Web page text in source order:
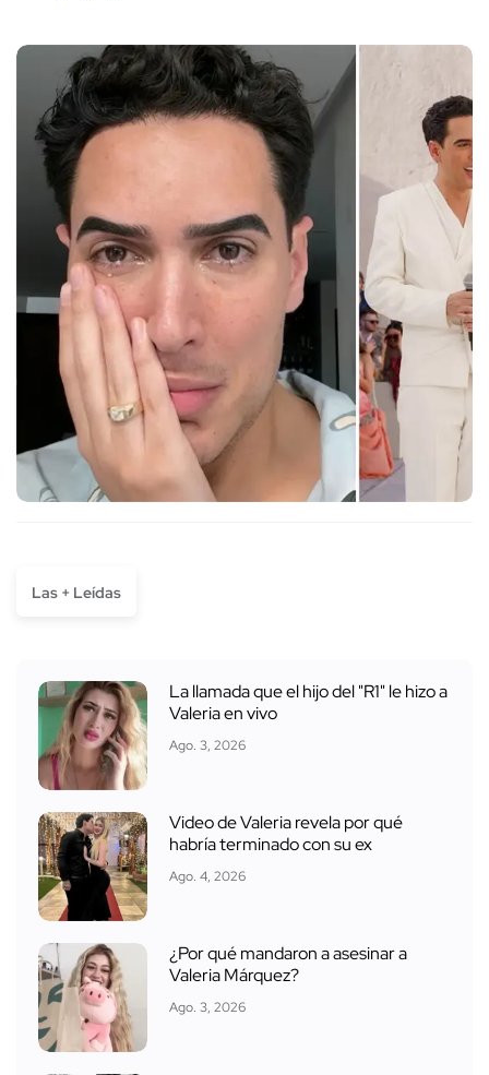
Las + Leídas
La llamada que el hijo del "R1" le hizo a
Valeria en vivo
Ago. 3, 2026
Video de Valeria revela por qué
habría terminado con su ex
Ago. 4, 2026
¿Por qué mandaron a asesinar a
Valeria Márquez?
Ago. 3, 2026